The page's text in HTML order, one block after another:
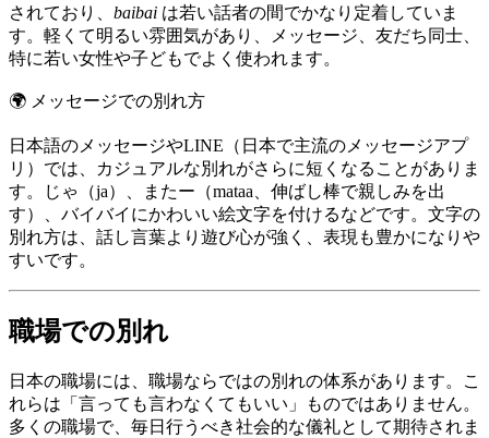
されており、 baibai は若い話者の間でかなり定着していま
す。軽くて明るい雰囲気があり、メッセージ、友だち同士、
特に若い女性や子どもでよく使われます。
🌍 メッセージでの別れ方
日本語のメッセージやLINE（日本で主流のメッセージアプ
リ）では、カジュアルな別れがさらに短くなることがありま
す。じゃ（ja）、またー（mataa、伸ばし棒で親しみを出
す）、バイバイにかわいい絵文字を付けるなどです。文字の
別れ方は、話し言葉より遊び心が強く、表現も豊かになりや
すいです。
職場での別れ
日本の職場には、職場ならではの別れの体系があります。こ
れらは「言っても言わなくてもいい」ものではありません。
多くの職場で、毎日行うべき社会的な儀礼として期待されま